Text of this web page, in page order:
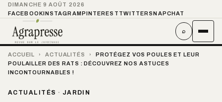
DIMANCHE 9 AOÛT 2026
FACEBOOKINSTAGRAMPINTEREST TWITTER SNAPCHAT
⌕
ACCUEIL › ACTUALITÉS ›
PROTÉGEZ VOS POULES ET LEUR
POULAILLER DES RATS : DÉCOUVREZ NOS ASTUCES
INCONTOURNABLES !
ACTUALITÉS · JARDIN